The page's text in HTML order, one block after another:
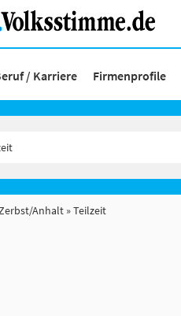
/ Karriere Firmenprofile
Anhalt Teilzeit